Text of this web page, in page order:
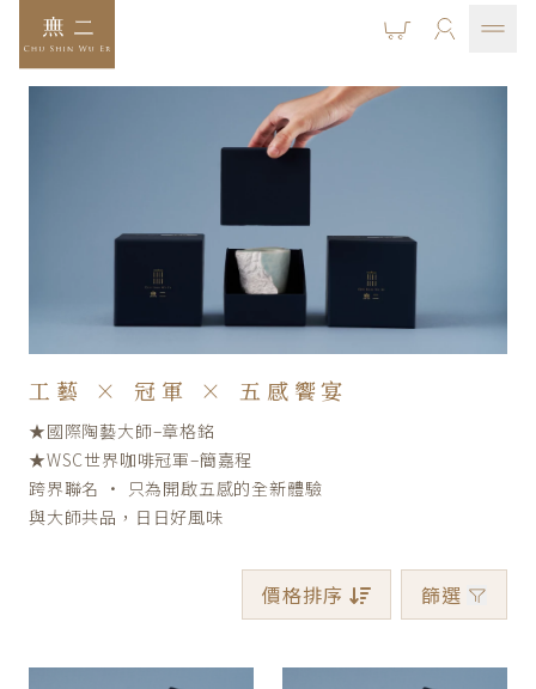
工藝 × 冠軍 × 五感饗宴
★國際陶藝大師–章格銘
★WSC世界咖啡冠軍–簡嘉程
跨界聯名 · 只為開啟五感的全新體驗
與大師共品，日日好風味
價格排序 篩選